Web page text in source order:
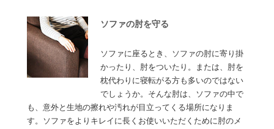
ソファの肘を守る
ソファに座るとき、ソファの肘に寄り掛
かったり、肘をついたり。または、肘を
枕代わりに寝転がる方も多いのではない
でしょうか。そんな肘は、ソファの中で
も、意外と生地の擦れや汚れが目立ってくる場所になりま
す。ソファをよりキレイに長くお使いいただくために肘のメ